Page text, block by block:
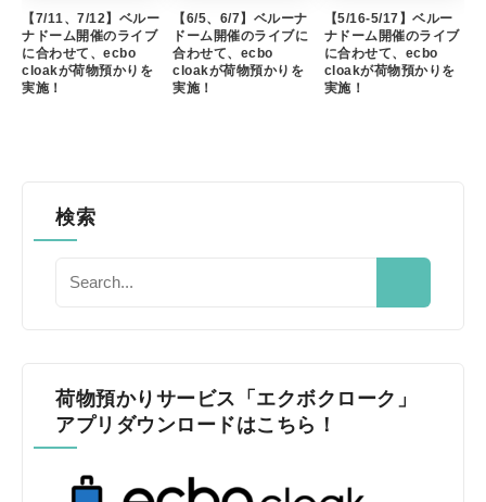
【7/11、7/12】ベルー
ナドーム開催のライブ
に合わせて、ecbo
cloakが荷物預かりを
実施！
【6/5、6/7】ベルーナ
ドーム開催のライブに
合わせて、ecbo
cloakが荷物預かりを
実施！
【5/16-5/17】ベルー
ナドーム開催のライブ
に合わせて、ecbo
cloakが荷物預かりを
実施！
検索
荷物預かりサービス「エクボクローク」
アプリダウンロードはこちら！